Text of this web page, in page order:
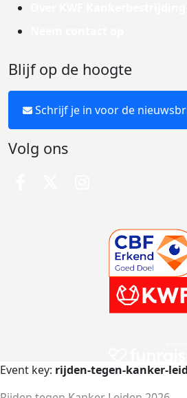
Blijf op de hoogte
Schrijf je in voor de
Volg ons
Event key: rijden-tegen-kanker-